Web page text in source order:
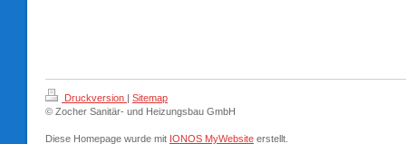
Druckversion | Sitemap
© Zocher Sanitär- und Heizungsbau GmbH
Diese Homepage wurde mit IONOS MyWebsite erstellt.